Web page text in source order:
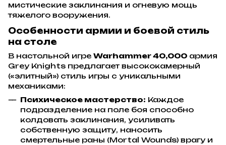
мистические заклинания и огневую мощь
тяжелого вооружения.
Особенности армии и боевой стиль
на столе
В настольной игре Warhammer 40,000 армия
Grey Knights предлагает высококамерный
(«элитный») стиль игры с уникальными
механиками:
Психическое мастерство: Каждое
подразделение на поле боя способно
колдовать заклинания, усиливать
собственную защиту, наносить
смертельные раны (Mortal Wounds) врагу и